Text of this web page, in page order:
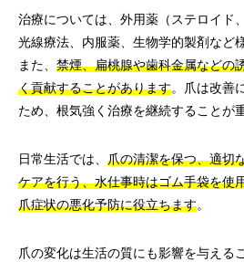
治療については、外用薬（ステロイド
光線療法、内服薬、生物学的製剤など
また、 禁煙、扁桃腺や歯科金属などの
く貢献することがあります。爪は改善
ため、根気強く治療を継続することが
日常生活では、 爪の清潔を保つ、適切
ケアを行う、水仕事時はゴム手袋を使
爪症状の悪化予防に役立ちます。
爪の変化は生活の質にも影響を与える